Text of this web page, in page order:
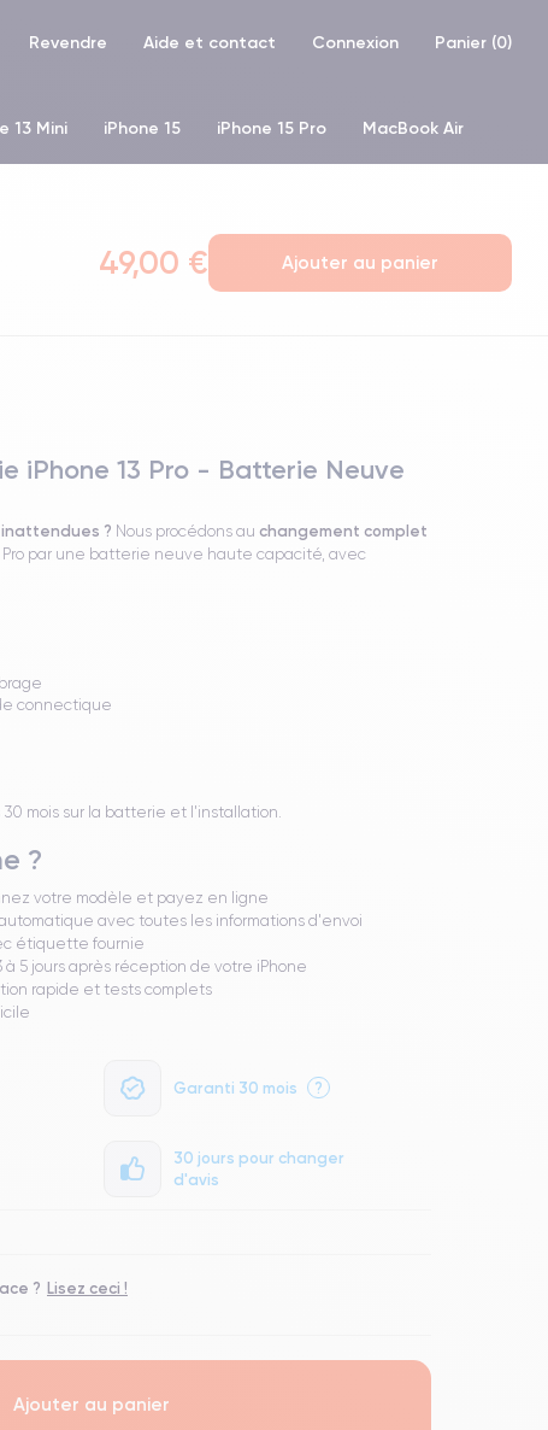
Revendre Aide et contact Connexion Panier (0)
13 Mini iPhone 15 iPhone 15 Pro MacBook Air
49,00 € Ajouter au panier
iPhone 13 Pro - Batterie Neuve
? Nous procédons au changement complet
Pro par une batterie neuve haute capacité, avec
connectique
mois sur la batterie et l'installation.
?
votre modèle et payez en ligne
avec toutes les informations d'envoi
étiquette fournie
à 5 jours après réception de votre iPhone
rapide et tests complets
Garanti 30 mois ?
30 jours pour changer
d'avis
? Lisez ceci !
Ajouter au panier